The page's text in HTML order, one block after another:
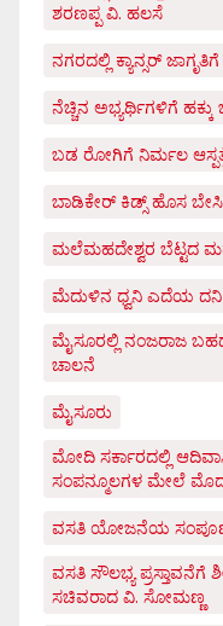
ಶರಣಪ್ಪ ವಿ. ಹಲಸೆ
ನಗರದಲ್ಲಿ ಕ್ಯಾನ್ಸರ್
ನೆಚ್ಚಿನ ಅಭ್ಯರ್ಥಿಗಳಿಗೆ
ಬಡ ರೋಗಿಗೆ ನಿರ್ಮಲ
ಬಾಡಿಕೇರ್ ಕಿಡ್ಸ್ ಹೊಸ
ಮಲೆಮಹದೇಶ್ವರ ಬೆಟ್ಟದ
ಮೆದುಳಿನ ಧ್ವನಿ ಎದೆಯ ದನಿ
ಮೈಸೂರಲ್ಲಿ ನಂಜರಾಜ
ಚಾಲನೆ
ಮೈಸೂರು
ಮೋದಿ ಸರ್ಕಾರದಲ್ಲಿ
ಸಂಪನ್ಮೂಲಗಳ ಮೇಲೆ
ವಸತಿ ಯೋಜನೆಯ ಸಂಪೂರ್ಣ
ವಸತಿ ಸೌಲಭ್ಯ ಪ್ರಸ್ತಾವನೆಗೆ
ಸಚಿವರಾದ ವಿ. ಸೋಮಣ್ಣ